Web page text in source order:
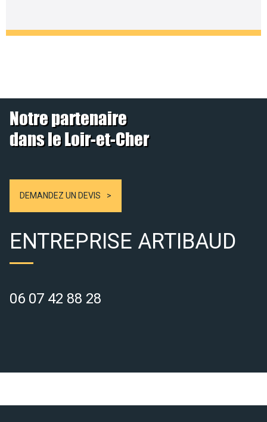
Notre partenaire
dans le Loir-et-Cher
DEMANDEZ UN DEVIS
ENTREPRISE ARTIBAUD
06 07 42 88 28